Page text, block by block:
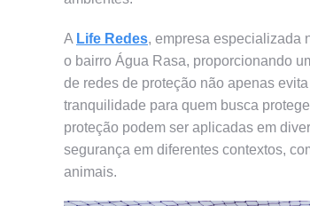
A Life Redes, empresa especializada
o bairro Água Rasa, proporcionando
de redes de proteção não apenas
tranquilidade para quem busca
proteção podem ser aplicadas em
segurança em diferentes contextos,
animais.